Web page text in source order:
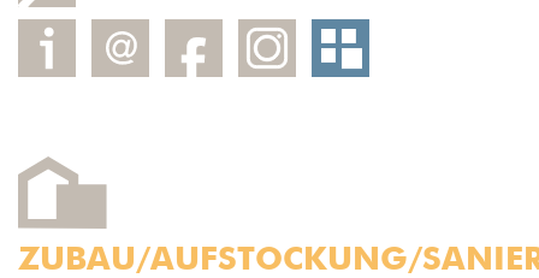
ZUBAU/AUFSTOCKUNG/